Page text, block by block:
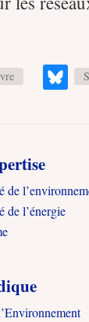
de l’énergie